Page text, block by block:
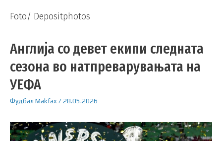
Foto/ Depositphotos
Англија со девет екипи следната
сезона во натпреварувањата на
УЕФА
Фудбал Makfax /28.05.2026